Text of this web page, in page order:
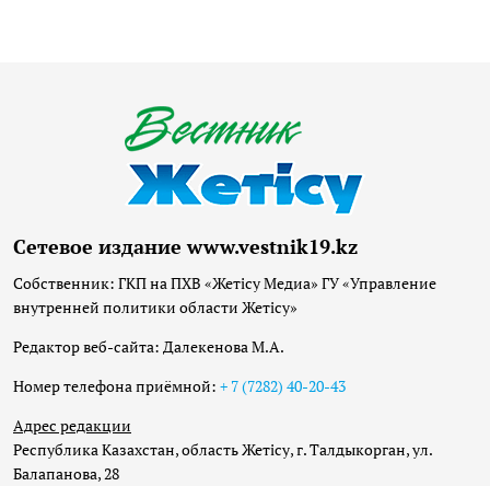
Сетевое издание www.vestnik19.kz
Собственник: ГКП на ПХВ «Жетісу Медиа» ГУ «Управление
внутренней политики области Жетісу»
Редактор веб-сайта: Далекенова М.А.
Номер телефона приёмной: + 7 (7282) 40-20-43
Адрес редакции
Республика Казахстан, область Жетісу, г. Талдыкорган, ул.
Балапанова, 28